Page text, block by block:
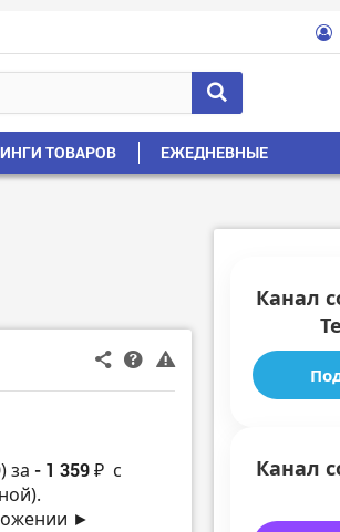
ТОВАРОВ ЕЖЕДНЕВНЫЕ
за - 1 359 ₽ с
►
Канал
Канал